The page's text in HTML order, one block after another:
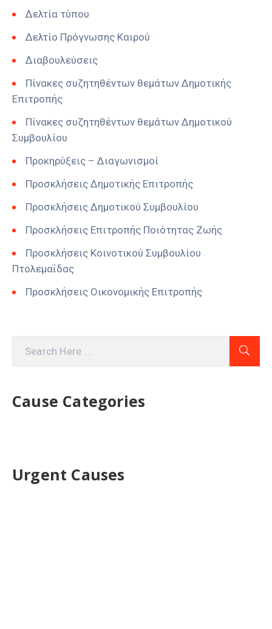
Δελτία τύπου
Δελτίο Πρόγνωσης Καιρού
Διαβουλεύσεις
Πίνακες συζητηθέντων θεμάτων Δημοτικής
Επιτροπής
Πίνακες συζητηθέντων θεμάτων Δημοτικού
Συμβουλίου
Προκηρύξεις – Διαγωνισμοί
Προσκλήσεις Δημοτικής Επιτροπής
Προσκλήσεις Δημοτικού Συμβουλίου
Προσκλήσεις Επιτροπής Ποιότητας Ζωής
Προσκλήσεις Κοινοτικού Συμβουλίου
Πτολεμαΐδας
Προσκλήσεις Οικονομικής Επιτροπής
Cause Categories
Urgent Causes